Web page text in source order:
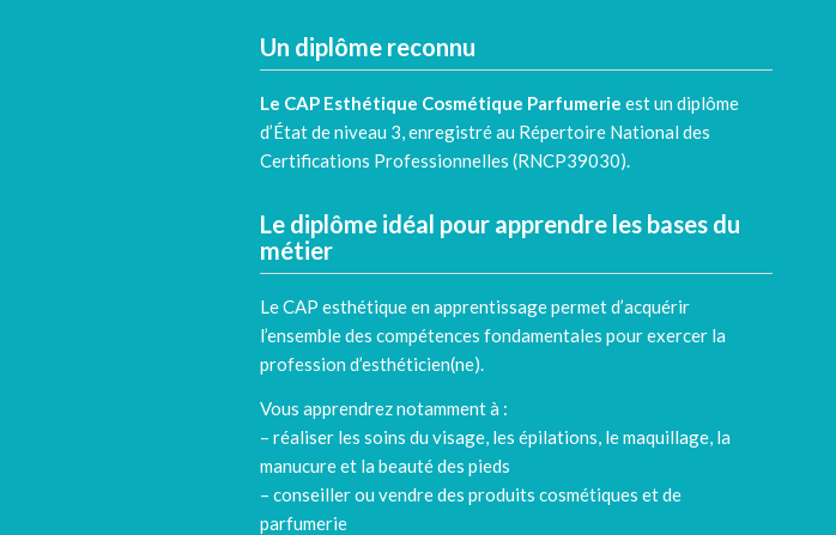
Un diplôme reconnu
Le CAP Esthétique Cosmétique Parfumerie est un diplôme
d’État de niveau 3, enregistré au Répertoire National des
Certifications Professionnelles (RNCP39030).
Le diplôme idéal pour apprendre les bases du
métier
Le CAP esthétique en apprentissage permet d’acquérir
l’ensemble des compétences fondamentales pour exercer la
profession d’esthéticien(ne).
Vous apprendrez notamment à :
– réaliser les soins du visage, les épilations, le maquillage, la
manucure et la beauté des pieds
– conseiller ou vendre des produits cosmétiques et de
parfumerie